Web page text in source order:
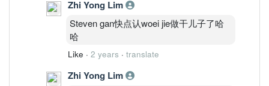
Zhi Yong Lim
Steven gan快点认woei jie做干儿子了哈
哈
Like · 2 years · translate
Zhi Yong Lim